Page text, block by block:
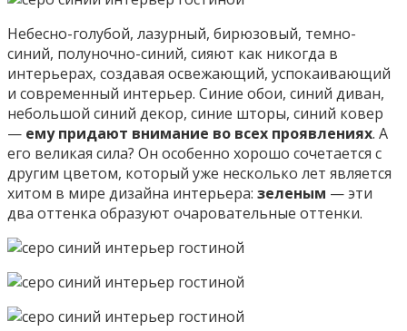
Небесно-голубой, лазурный, бирюзовый, темно-
синий, полуночно-синий, сияют как никогда в
интерьерах, создавая освежающий, успокаивающий
и современный интерьер. Синие обои, синий диван,
небольшой синий декор, синие шторы, синий ковер
— ему придают внимание во всех проявлениях. А
его великая сила? Он особенно хорошо сочетается с
другим цветом, который уже несколько лет является
хитом в мире дизайна интерьера: зеленым — эти
два оттенка образуют очаровательные оттенки.